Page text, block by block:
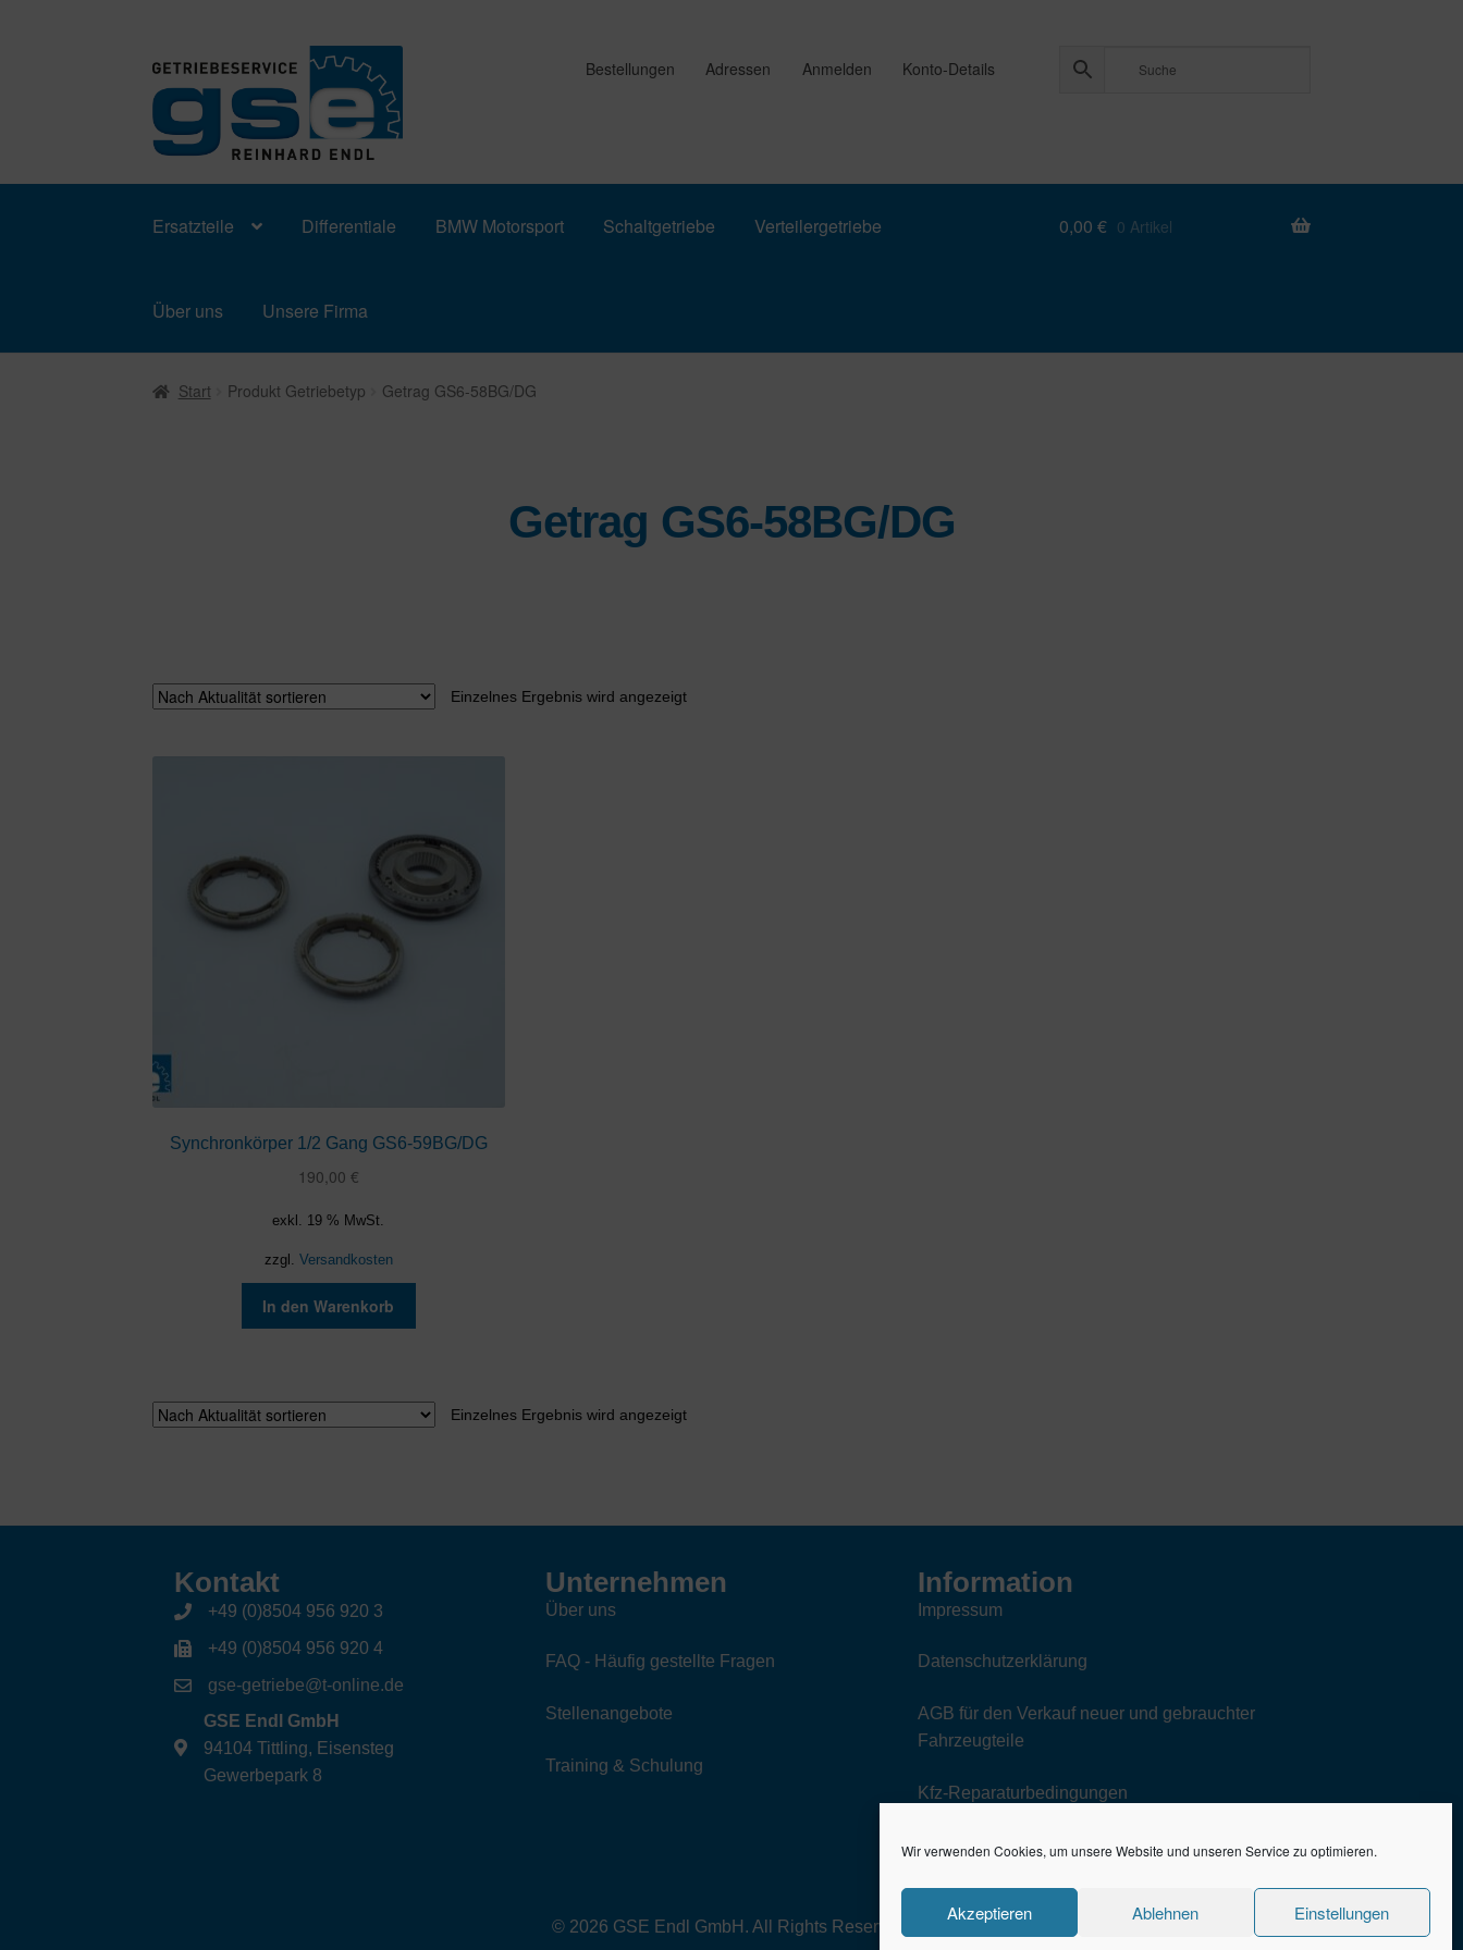
Wir verwenden Cookies, um unsere Website und unseren Service zu optimieren.
Akzeptieren Ablehnen Einstellungen
Zur
Navigation
springen
Zum
Inhalt
springen
Bestellungen Adressen Anmelden Konto-Details
Ersatzteile Differentiale BMW Motorsport Schaltgetriebe Verteilergetriebe
Über uns Unsere Firma
0,00 € 0 Artikel
Start Produkt Getriebetyp Getrag GS6-58BG/DG
Getrag GS6-58BG/DG
Einzelnes Ergebnis wird angezeigt
Synchronkörper 1/2 Gang GS6-59BG/DG
190,00 €
exkl. 19 % MwSt.
zzgl. Versandkosten
In den Warenkorb
Einzelnes Ergebnis wird angezeigt
Kontakt
+49 (0)8504 956 920 3
+49 (0)8504 956 920 4
gse-getriebe@t-online.de
GSE Endl GmbH
94104 Tittling, Eisensteg
Gewerbepark 8
Unternehmen
Über uns
FAQ - Häufig gestellte Fragen
Stellenangebote
Training & Schulung
Information
Impressum
Datenschutzerklärung
AGB für den Verkauf neuer und gebrauchter
Fahrzeugteile
Kfz-Reparaturbedingungen
© 2026 GSE Endl GmbH. All Rights Reserved.